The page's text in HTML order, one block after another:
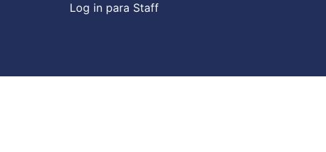
Log in para Staff